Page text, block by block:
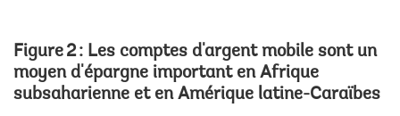
Figure 2 : Les comptes d'argent mobile sont un
moyen d'épargne important en Afrique
subsaharienne et en Amérique latine-Caraïbes